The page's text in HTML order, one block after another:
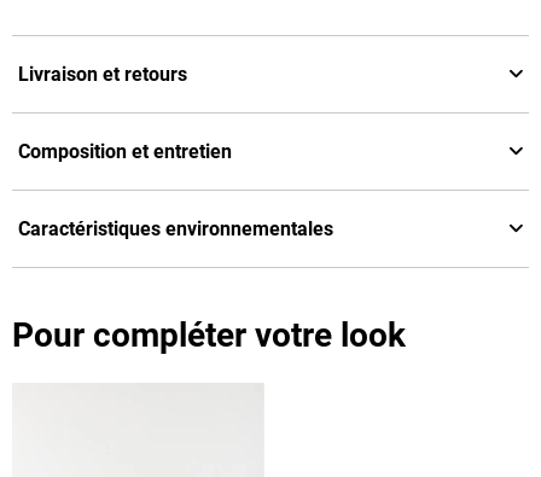
Livraison et retours
Composition et entretien
Caractéristiques environnementales
Pour compléter votre look